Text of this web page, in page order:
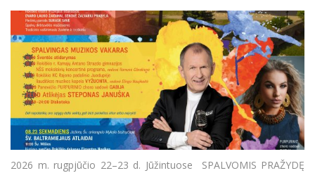
2026 m. rugpjūčio 22–23 d. Jūžintuose SPALVOMIS PRAŽYDĘ